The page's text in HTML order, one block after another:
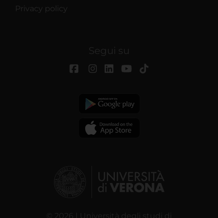
Privacy policy
Segui su
© 2026 | Università degli studi di